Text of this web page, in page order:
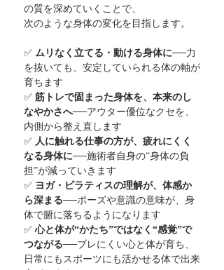
の質を深めていくことで、
次のような身体の変化を目指します。
✅ ムリなく立てる・動ける身体に──力
を抜いても、安定していられる体の軸が
育ちます
✅ 筋トレで固まった身体を、本来のし
なやかさへ──アウター優位なクセを、
内側から整え直します
✅ 人に触れる仕事の方が、疲れにくく
なる身体に──施術者自身の“身体の負
担”が減っていきます
✅ ヨガ・ピラティスの理解が、体感か
ら深まる──ポーズや意識の意味が、身
体で腑に落ちるようになります
✅ 心と体が“かたち”ではなく“感覚”で
つながる──ブレにくい心と体が育ち、
日常にもスポーツにも活かせる体で出来